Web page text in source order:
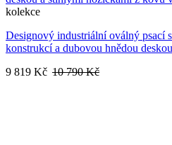
kolekce
Designový industriální oválný psací
konstrukcí a dubovou hnědou
9 819 Kč 10 790 Kč